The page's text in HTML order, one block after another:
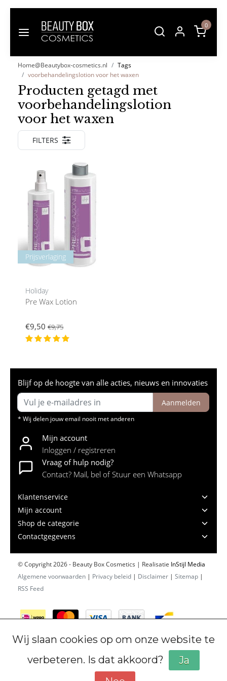
0
Home@Beautybox-cosmetics.nl
Tags
voorbehandelingslotion voor het waxen
Producten getagd met
voorbehandelingslotion
voor het waxen
FILTERS
Prijsverlaging
Holiday
Pre Wax Lotion
€9,50 €9,75
Blijf op de hoogte van alle acties, nieuws en innovaties
Aanmelden
* Wij delen jouw email nooit met anderen
Mijn account
Inloggen / registreren
Vraag of hulp nodig?
Contact? Mail, bel of Stuur een Whatsapp
Klantenservice
Mijn account
Shop de categorie
Contactgegevens
© Copyright 2026 - Beauty Box Cosmetics | Realisatie InStijl Media
Algemene voorwaarden | Privacy beleid | Disclaimer | Sitemap |
RSS Feed
Wij slaan cookies op om onze website te
verbeteren. Is dat akkoord?
Ja